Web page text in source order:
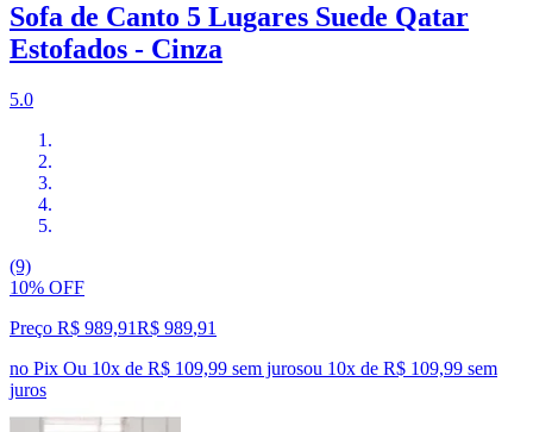
Sofa de Canto 5 Lugares Suede Qatar
Estofados - Cinza
5.0
(9)
10% OFF
Preço R$ 989,91R$ 989,91
no Pix Ou 10x de R$ 109,99 sem jurosou 10x de R$ 109,99 sem
juros